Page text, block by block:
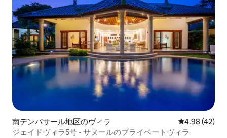
南デンパサール地区のヴィラ レビュー42
4.98 (42)
ジェイドヴィラ5号 - サヌールのプライベートヴィラ